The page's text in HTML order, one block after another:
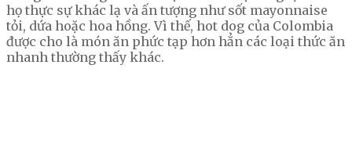
họ thực sự khác lạ và ấn tượng như sốt mayonnaise
tỏi, dứa hoặc hoa hồng. Vì thế, hot dog của Colombia
được cho là món ăn phức tạp hơn hẳn các loại thức ăn
nhanh thường thấy khác.